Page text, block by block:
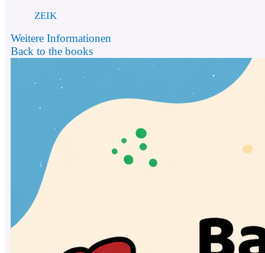
ZEIK
Weitere Informationen
Back to the books